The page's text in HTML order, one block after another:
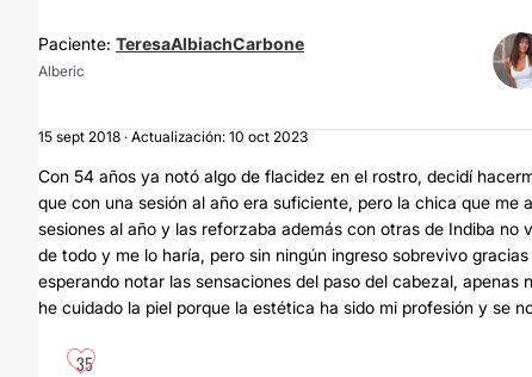
Paciente: TeresaAlbiachCarbone
Alberic
15 sept 2018 · Actualización: 10 oct 2023
Con 54 años ya notó algo de flacidez en el rostro, decidí
que con una sesión al año era suficiente, pero la chica que
sesiones al año y las reforzaba además con otras de Indiba
de todo y me lo haría, pero sin ningún ingreso sobrevivo
esperando notar las sensaciones del paso del cabezal,
he cuidado la piel porque la estética ha sido mi profesión y se
35